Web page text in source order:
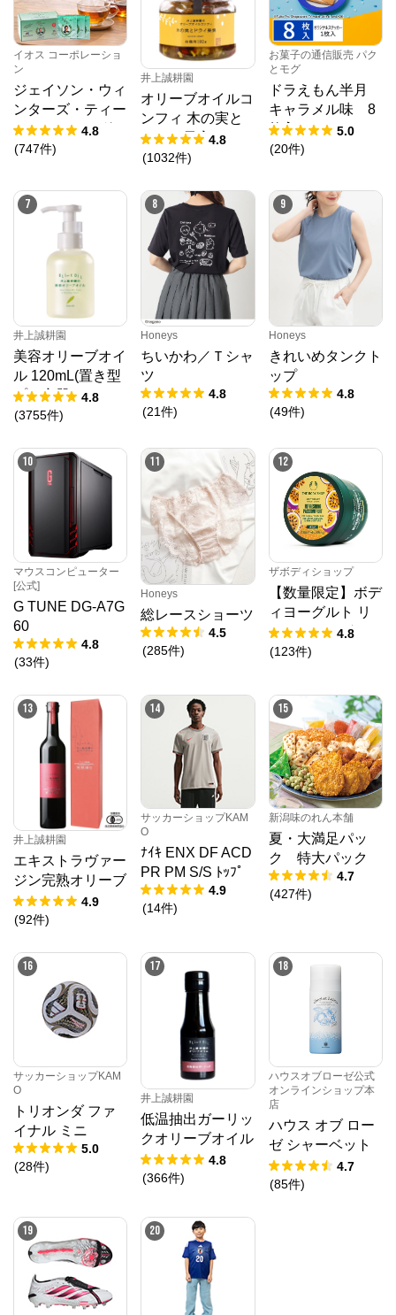
イオス コーポレーショ
ン
ジェイソン・ウィ
ンターズ・ティー
(JWティー) １箱
1.2g×30袋入り
4.8
(747件)
井上誠耕園
オリーブオイルコ
ンフィ 木の実と
ドライ果実 192g
春限定
4.8
(1032件)
お菓子の通信販売 パク
とモグ
ドラえもん半月
キャラメル味 8
枚入
5.0
(20件)
7
井上誠耕園
美容オリーブオイ
ル 120mL(置き型
プラ容器) 4.8
(3755件)
8
Honeys
ちいかわ／Ｔシャ
ツ
4.8
(21件)
9
Honeys
きれいめタンクト
ップ
4.8
(49件)
10
マウスコンピューター
[公式]
G TUNE DG-A7G
60
4.8
(33件)
11
Honeys
総レースショーツ
4.5
(285件)
12
ザボディショップ
【数量限定】ボデ
ィヨーグルト リ
フレッシング PF
4.8
(123件)
13
井上誠耕園
エキストラヴァー
ジン完熟オリーブ
オイル 450g4.9
(92件)
14
サッカーショップKAM
O
ﾅｲｷ ENX DF ACD
PR PM S/S ﾄｯﾌﾟ
4.9
(14件)
15
新潟味のれん本舗
夏・大満足パッ
ク 特大パック
4.7
(427件)
16
サッカーショップKAM
O
トリオンダ ファ
イナル ミニ
5.0
(28件)
17
井上誠耕園
低温抽出ガーリッ
クオリーブオイル
64g
4.8
(366件)
18
ハウスオブローゼ公式
オンラインショップ本
店
ハウス オブ ロー
ゼ シャーベット
ローション 95g
4.7
(85件)
19 20